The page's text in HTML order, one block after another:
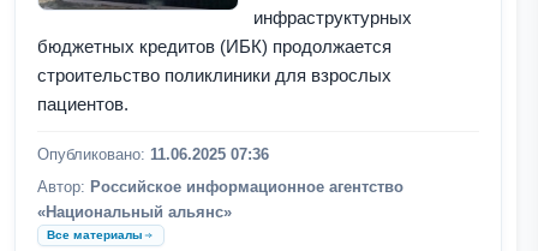
инфраструктурных
бюджетных кредитов (ИБК) продолжается
строительство поликлиники для взрослых
пациентов.
Опубликовано: 11.06.2025 07:36
Автор: Российское информационное агентство
«Национальный альянс»
Все материалы